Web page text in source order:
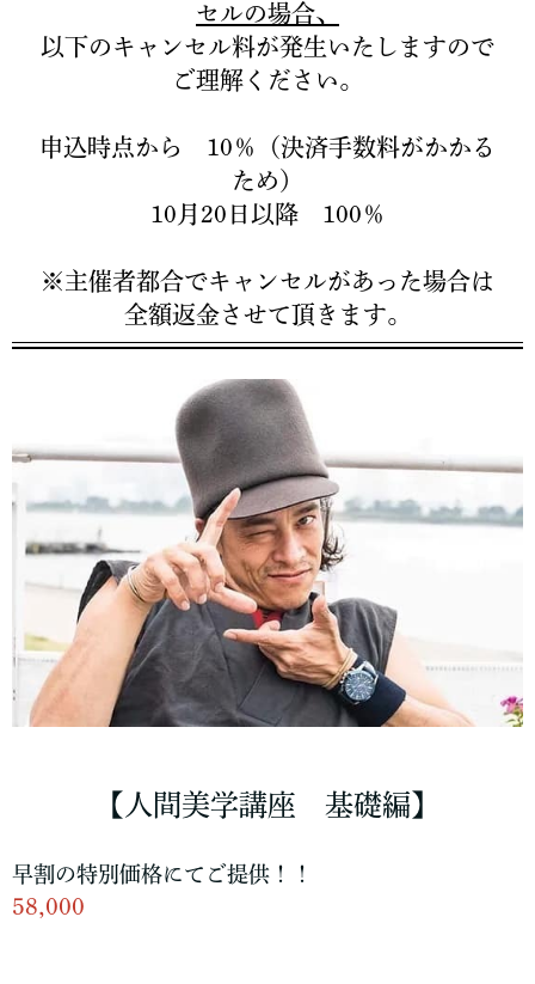
セルの場合、
以下のキャンセル料が発生いたしますので
ご理解ください。
申込時点から 10％（決済手数料がかかる
ため）
10月20日以降 100％
※主催者都合でキャンセルがあった場合は
全額返金させて頂きます。
【人間美学講座 基礎編】
早割の特別価格にてご提供！！
58,000